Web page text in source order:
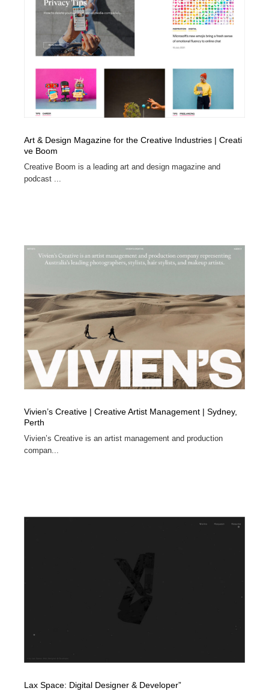
Art & Design Magazine for the Creative Industries | Creati
ve Boom
Creative Boom is a leading art and design magazine and
podcast ...
Vivien’s Creative | Creative Artist Management | Sydney,
Perth
Vivien’s Creative is an artist management and production
compan...
Lax Space: Digital Designer & Developer”